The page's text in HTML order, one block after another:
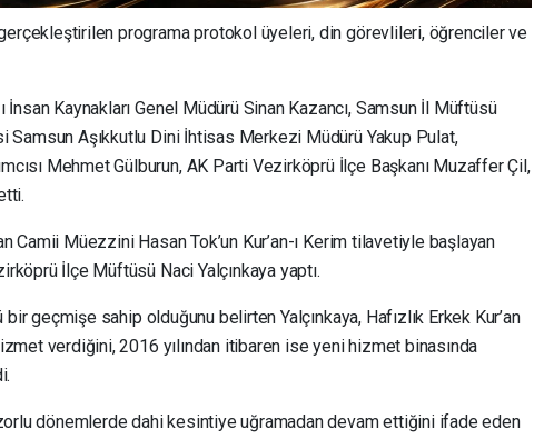
programa protokol üyeleri, din görevlileri, öğrenciler ve
İnsan Kaynakları Genel Müdürü Sinan Kazancı, Samsun İl Müftüsü
Samsun Aşıkkutlu Dini İhtisas Merkezi Müdürü Yakup Pulat,
Mehmet Gülburun, AK Parti Vezirköprü İlçe Başkanı Muzaffer Çil,
Camii Müezzini Hasan Tok’un Kur’an-ı Kerim tilavetiyle başlayan
İlçe Müftüsü Naci Yalçınkaya yaptı.
bir geçmişe sahip olduğunu belirten Yalçınkaya, Hafızlık Erkek Kur’an
verdiğini, 2016 yılından itibaren ise yeni hizmet binasında
dönemlerde dahi kesintiye uğramadan devam ettiğini ifade eden